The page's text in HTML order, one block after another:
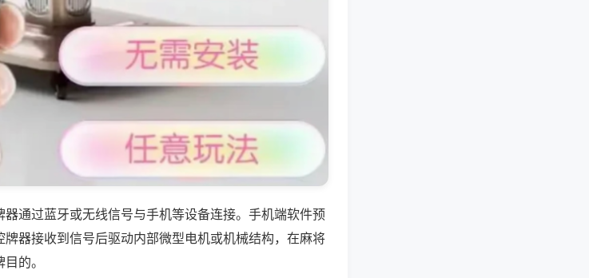
通过蓝牙或无线信号与手机等设备连接。手机端软件预
器接收到信号后驱动内部微型电机或机械结构，在麻将
的。